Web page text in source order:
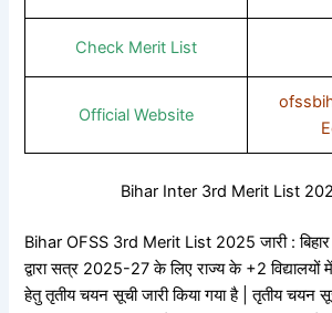
Check Merit List
Official Website
Bihar Inter 3rd Merit List
Bihar OFSS 3rd Merit List 2025 जारी : बिहार
द्वारा सत्र 2025-27 के लिए राज्य के +2 विद्यालयों
हेतु तृतीय चयन सूची जारी किया गया है | तृतीय चयन